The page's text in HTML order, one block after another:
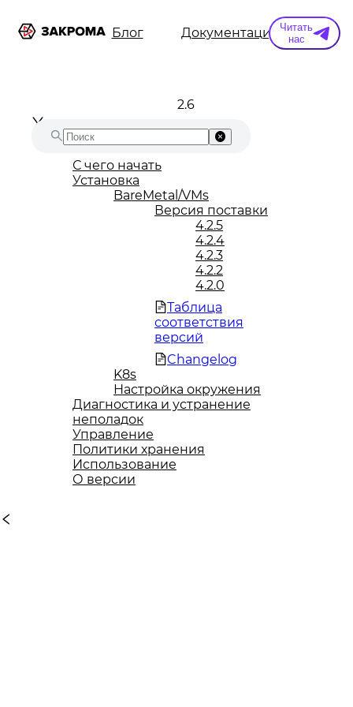
Информация Блог Документация
Читать
нас
2.6
С чего начать
Установка
BareMetal/VMs
Версия поставки
4.2.5
4.2.4
4.2.3
4.2.2
4.2.0
Таблица
соответствия
версий
Changelog
K8s
Настройка окружения
Диагностика и устранение
неполадок
Управление
Политики хранения
Использование
О версии